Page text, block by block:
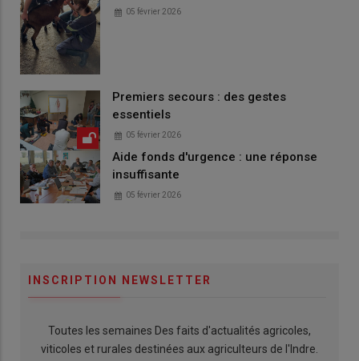
05 février 2026
Premiers secours : des gestes
essentiels
05 février 2026
Aide fonds d'urgence : une réponse
insuffisante
05 février 2026
INSCRIPTION NEWSLETTER
Toutes les semaines Des faits d'actualités agricoles,
viticoles et rurales destinées aux agriculteurs de l'Indre.